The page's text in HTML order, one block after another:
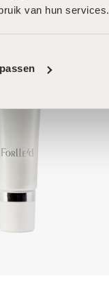
van hun services.